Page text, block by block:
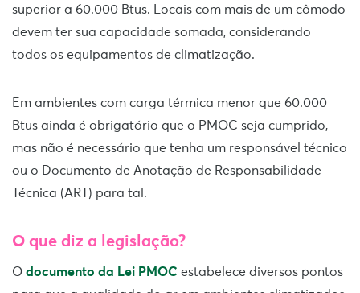
superior a 60.000 Btus. Locais com mais de um cômodo
devem ter sua capacidade somada, considerando
todos os equipamentos de climatização.
Em ambientes com carga térmica menor que 60.000
Btus ainda é obrigatório que o PMOC seja cumprido,
mas não é necessário que tenha um responsável técnico
ou o Documento de Anotação de Responsabilidade
Técnica (ART) para tal.
O que diz a legislação?
O documento da Lei PMOC estabelece diversos pontos